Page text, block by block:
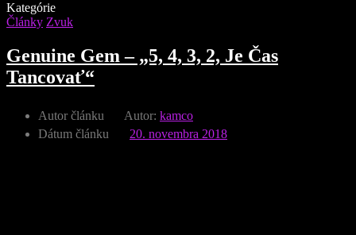
Kategórie
Články Zvuk
Genuine Gem – „5, 4, 3, 2, Je Čas
Tancovať“
Autor článku Autor: kamco
Dátum článku
20. novembra 2018